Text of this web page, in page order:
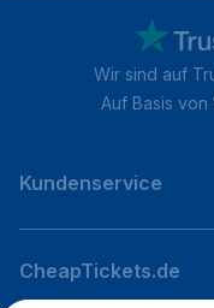
Wir sind auf
Auf Basis von
Kundenservice
CheapTickets.de